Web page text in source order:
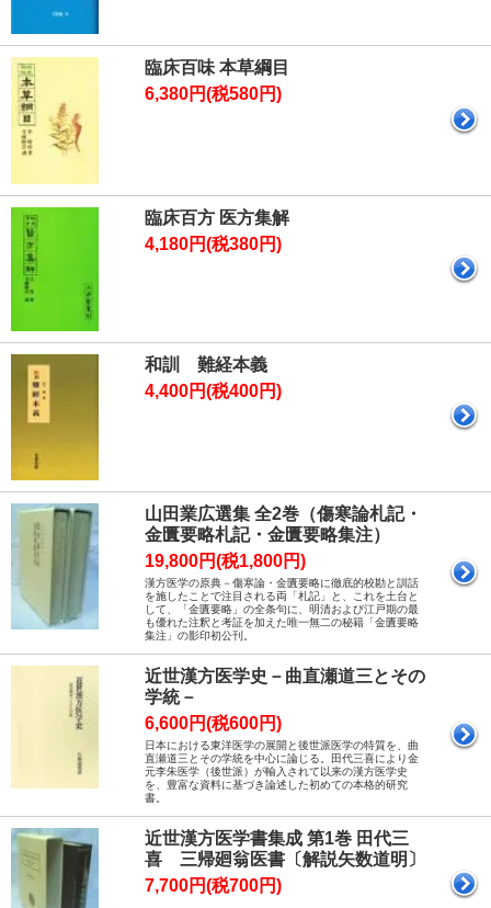
臨床百味 本草綱目
6,380円(税580円)
臨床百方 医方集解
4,180円(税380円)
和訓 難経本義
4,400円(税400円)
山田業広選集 全2巻（傷寒論札記・
金匱要略札記・金匱要略集注）
19,800円(税1,800円)
漢方医学の原典－傷寒論・金匱要略に徹底的校勘と訓話
を施したことで注目される両「札記」と、これを土台と
して、「金匱要略」の全条句に、明清および江戸期の最
も優れた注釈と考証を加えた唯一無二の秘籍「金匱要略
集注」の影印初公刊。
近世漢方医学史－曲直瀬道三とその
学統－
6,600円(税600円)
日本における東洋医学の展開と後世派医学の特質を、曲
直瀬道三とその学統を中心に論じる。田代三喜により金
元李朱医学（後世派）が輸入されて以来の漢方医学史
を、豊富な資料に基づき論述した初めての本格的研究
書。
近世漢方医学書集成 第1巻 田代三
喜 三帰廻翁医書〔解説矢数道明〕
7,700円(税700円)